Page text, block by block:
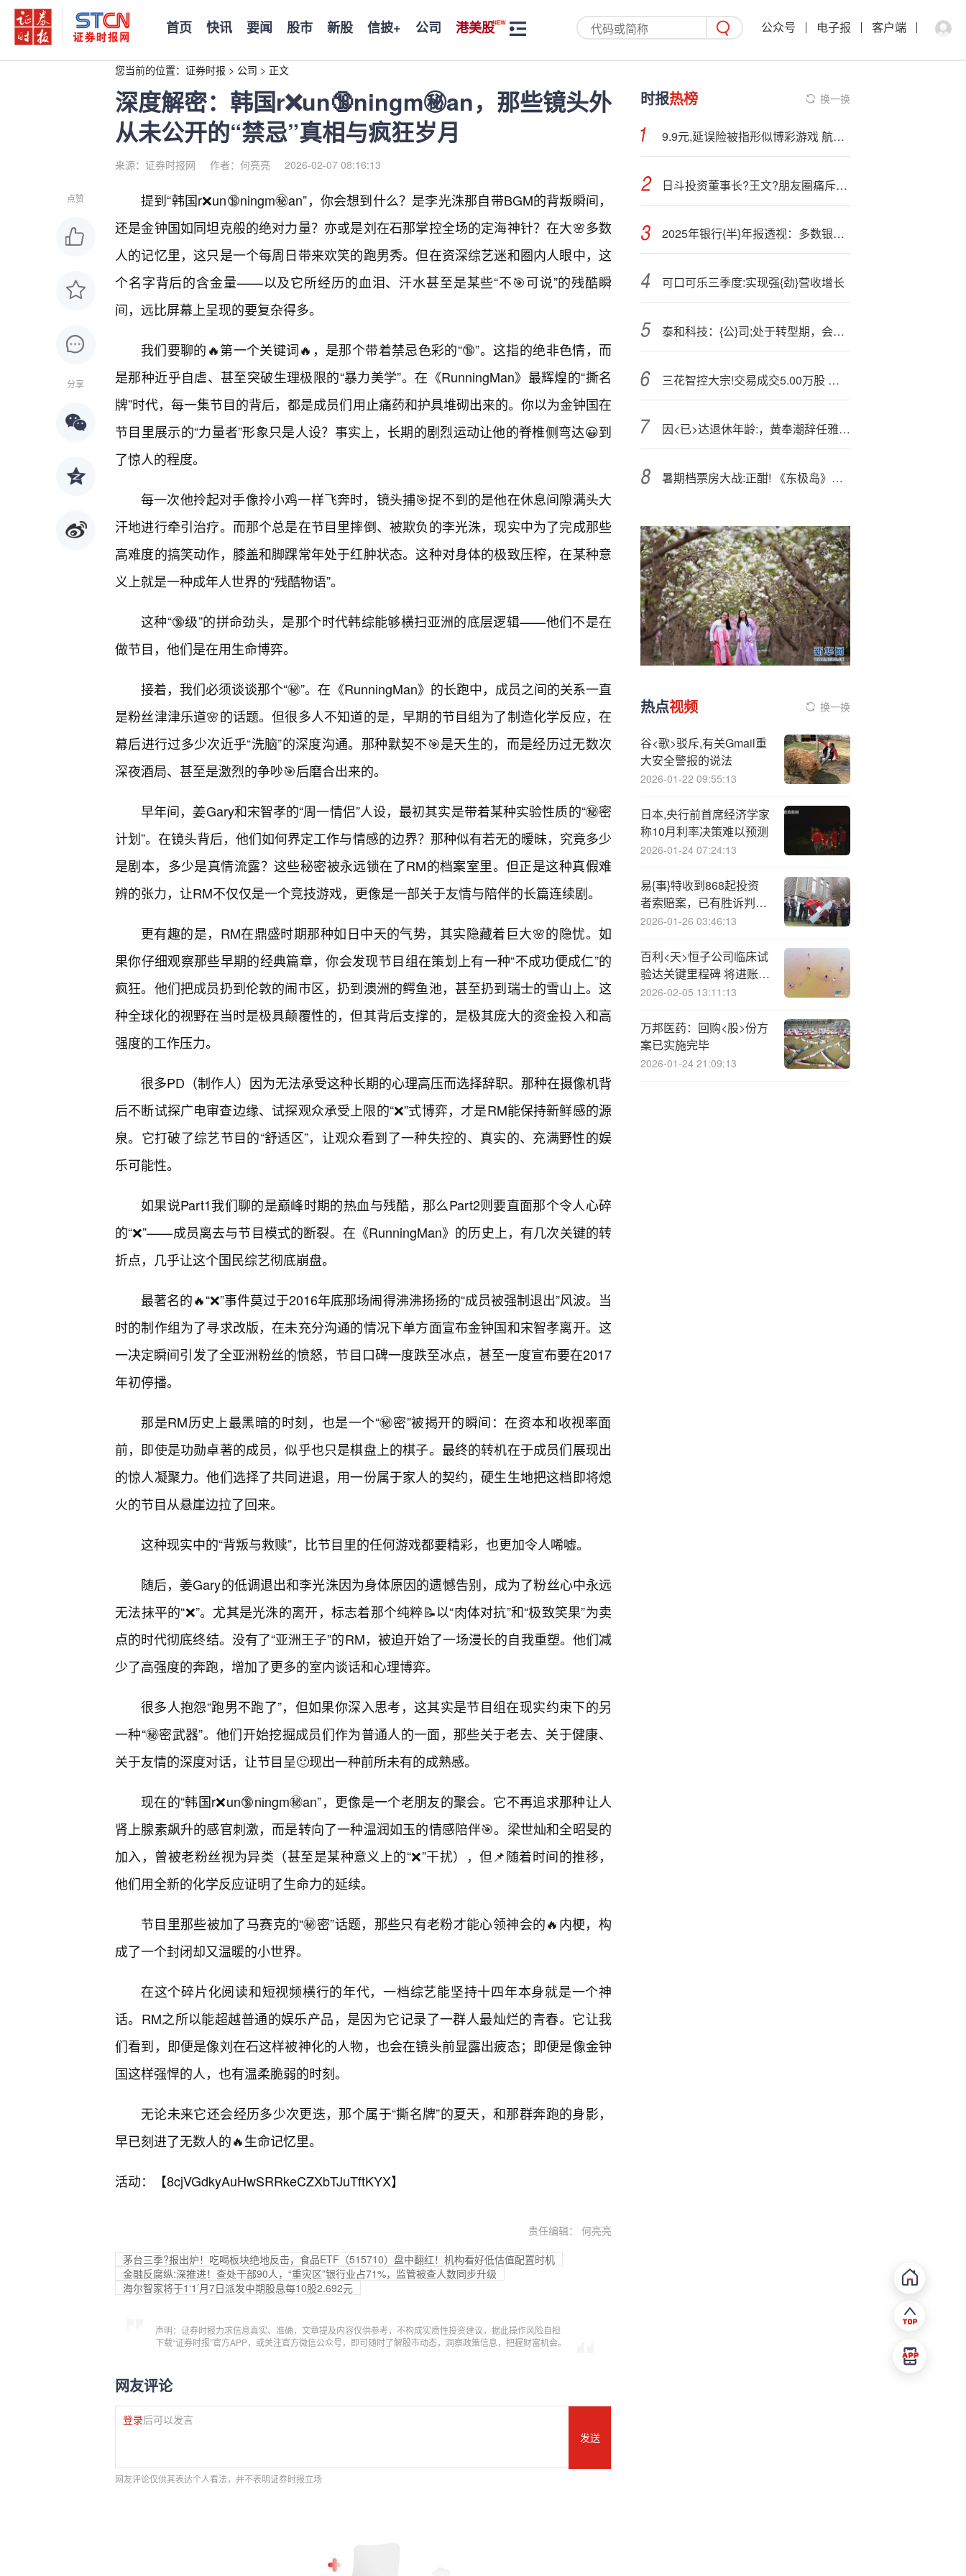
首页 快讯 要闻 股市 新股 信披+ 公司 港美股 公众号 电子报 客户端
您当前的位置： 证券时报 > 公司 > 正文
深度解密：韩国r❌un🔞ningm㊙️an，那些镜头外
从未公开的“禁忌”真相与疯狂岁月
来源：证券时报网 作者：何亮亮 2026-02-07 08:16:13
点赞
分享
提到“韩国r❌un🔞ningm㊙️an”，你会想到什么？是李光洙那自带BGM的背叛瞬间，
还是金钟国如同坦克般的绝对力量？亦或是刘在石那掌控全场的定海神针？在大🌸多数
人的记忆里，这只是一个每周日带来欢笑的跑男秀。但在资深综艺迷和圈内人眼中，这
个名字背后的含金量——以及它所经历的血泪、汗水甚至是某些“不🎯可说”的残酷瞬
间，远比屏幕上呈现的要复杂得多。
我们要聊的🔥第一个关键词🔥，是那个带着禁忌色彩的“🔞”。这指的绝非色情，而
是那种近乎自虐、甚至突破生理极限的“暴力美学”。在《RunningMan》最辉煌的“撕名
牌”时代，每一集节目的背后，都是成员们用止痛药和护具堆砌出来的。你以为金钟国在
节目里展示的“力量者”形象只是人设？事实上，长期的剧烈运动让他的脊椎侧弯达😀到
了惊人的程度。
每一次他拎起对手像拎小鸡一样飞奔时，镜头捕🎯捉不到的是他在休息间隙满头大
汗地进行牵引治疗。而那个总是在节目里摔倒、被欺负的李光洙，现实中为了完成那些
高难度的搞笑动作，膝盖和脚踝常年处于红肿状态。这种对身体的极致压榨，在某种意
义上就是一种成年人世界的“残酷物语”。
这种“🔞级”的拼命劲头，是那个时代韩综能够横扫亚洲的底层逻辑——他们不是在
做节目，他们是在用生命博弈。
接着，我们必须谈谈那个“㊙️”。在《RunningMan》的长跑中，成员之间的关系一直
是粉丝津津乐道🌸的话题。但很多人不知道的是，早期的节目组为了制造化学反应，在
幕后进行过多少次近乎“洗脑”的深度沟通。那种默契不🎯是天生的，而是经历过无数次
深夜酒局、甚至是激烈的争吵🎯后磨合出来的。
早年间，姜Gary和宋智孝的“周一情侣”人设，最初其实是带着某种实验性质的“㊙️密
计划”。在镜头背后，他们如何界定工作与情感的边界？那种似有若无的暧昧，究竟多少
是剧本，多少是真情流露？这些秘密被永远锁在了RM的档案室里。但正是这种真假难
辨的张力，让RM不仅仅是一个竞技游戏，更像是一部关于友情与陪伴的长篇连续剧。
更有趣的是，RM在鼎盛时期那种如日中天的气势，其实隐藏着巨大🌸的隐忧。如
果你仔细观察那些早期的经典篇章，你会发现节目组在策划上有一种“不成功便成仁”的
疯狂。他们把成员扔到伦敦的闹市区，扔到澳洲的鳄鱼池，甚至扔到瑞士的雪山上。这
种全球化的视野在当时是极具颠覆性的，但其背后支撑的，是极其庞大的资金投入和高
强度的工作压力。
很多PD（制作人）因为无法承受这种长期的心理高压而选择辞职。那种在摄像机背
后不断试探广电审查边缘、试探观众承受上限的“❌”式博弈，才是RM能保持新鲜感的源
泉。它打破了综艺节目的“舒适区”，让观众看到了一种失控的、真实的、充满野性的娱
乐可能性。
如果说Part1我们聊的是巅峰时期的热血与残酷，那么Part2则要直面那个令人心碎
的“❌”——成员离去与节目模式的断裂。在《RunningMan》的历史上，有几次关键的转
折点，几乎让这个国民综艺彻底崩盘。
最著名的🔥“❌”事件莫过于2016年底那场闹得沸沸扬扬的“成员被强制退出”风波。当
时的制作组为了寻求改版，在未充分沟通的情况下单方面宣布金钟国和宋智孝离开。这
一决定瞬间引发了全亚洲粉丝的愤怒，节目口碑一度跌至冰点，甚至一度宣布要在2017
年初停播。
那是RM历史上最黑暗的时刻，也是一个“㊙️密”被揭开的瞬间：在资本和收视率面
前，即使是功勋卓著的成员，似乎也只是棋盘上的棋子。最终的转机在于成员们展现出
的惊人凝聚力。他们选择了共同进退，用一份属于家人的契约，硬生生地把这档即将熄
火的节目从悬崖边拉了回来。
这种现实中的“背叛与救赎”，比节目里的任何游戏都要精彩，也更加令人唏嘘。
随后，姜Gary的低调退出和李光洙因为身体原因的遗憾告别，成为了粉丝心中永远
无法抹平的“❌”。尤其是光洙的离开，标志着那个纯粹📝以“肉体对抗”和“极致笑果”为卖
点的时代彻底终结。没有了“亚洲王子”的RM，被迫开始了一场漫长的自我重塑。他们减
少了高强度的奔跑，增加了更多的室内谈话和心理博弈。
很多人抱怨“跑男不跑了”，但如果你深入思考，这其实是节目组在现实约束下的另
一种“㊙️密武器”。他们开始挖掘成员们作为普通人的一面，那些关于老去、关于健康、
关于友情的深度对话，让节目呈🙂现出一种前所未有的成熟感。
现在的“韩国r❌un🔞ningm㊙️an”，更像是一个老朋友的聚会。它不再追求那种让人
肾上腺素飙升的感官刺激，而是转向了一种温润如玉的情感陪伴🎯。梁世灿和全昭旻的
加入，曾被老粉丝视为异类（甚至是某种意义上的“❌”干扰），但📌随着时间的推移，
他们用全新的化学反应证明了生命力的延续。
节目里那些被加了马赛克的“㊙️密”话题，那些只有老粉才能心领神会的🔥内梗，构
成了一个封闭却又温暖的小世界。
在这个碎片化阅读和短视频横行的年代，一档综艺能坚持十四年本身就是一个神
话。RM之所以能超越普通的娱乐产品，是因为它记录了一群人最灿烂的青春。它让我
们看到，即便是像刘在石这样被神化的人物，也会在镜头前显露出疲态；即便是像金钟
国这样强悍的人，也有温柔脆弱的时刻。
无论未来它还会经历多少次更迭，那个属于“撕名牌”的夏天，和那群奔跑的身影，
早已刻进了无数人的🔥生命记忆里。
活动：【8cjVGdkyAuHwSRRkeCZXbTJuTftKYX】
责任编辑： 何亮亮
茅台三季?报出炉！吃喝板块绝地反击，食品ETF（515710）盘中翻红！机构看好低估值配置时机
金融反腐纵:深推进！查处干部90人，“重灾区”银行业占71%，监管被查人数同步升级
海尔智家将于1‘1’月7日派发中期股息每10股2.692元
声明：证券时报力求信息真实、准确，文章提及内容仅供参考，不构成实质性投资建议，据此操作风险自担
下载“证券时报”官方APP，或关注官方微信公众号，即可随时了解股市动态，洞察政策信息，把握财富机会。
网友评论
登录后可以发言
发送
网友评论仅供其表达个人看法，并不表明证券时报立场
时报热榜 换一换
9.9元,延误险被指形似博彩游戏 航旅纵横回应：下架
日斗投资董事长?王文?朋友圈痛斥华侨城：管理太烂了！把深圳的名片毁了……
2025年银行{半}年报透视：多数银行业绩回暖 城商行梯队规模竞逐战况胶着
可口可乐三季度:实现强{劲}营收增长
泰和科技：{公}司;处于转型期，会通过广泛探索来决定未来发展方向
三花智控大宗!交易成交5.00万股 成交额239.80万元
因<已>达退休年龄:，黄奉潮辞任雅居乐集团执行董事
暑期档票房大战:正酣! 《东极岛》背后数家A股公司受益
热点视频 换一换
谷<歌>驳斥,有关Gmail重
大安全警报的说法
2026-01-22 09:55:13
日本,央行前首席经济学家
称10月利率决策难以预测
2026-01-24 07:24:13
易{事}特收到868起投资
者索赔案，已有胜诉判决
维权不容错过！
2026-01-26 03:46:13
百利<天>恒子公司临床试
验达关键里程碑 将进账
2.5亿美元 总里程碑金最
2026-02-05 13:11:13
万邦医药：回购<股>份方
案已实施完毕
2026-01-24 21:09:13